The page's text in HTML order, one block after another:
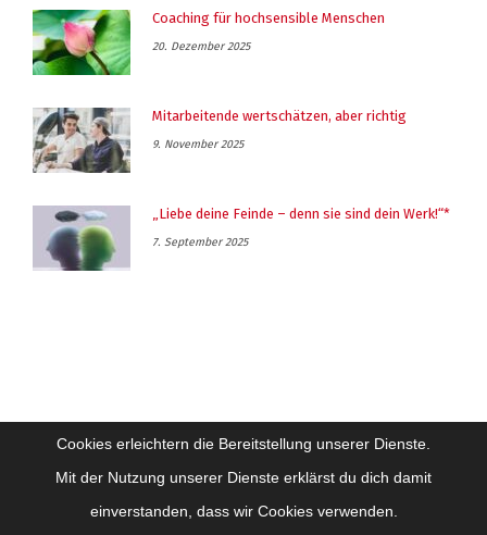
Coaching für hochsensible Menschen
20. Dezember 2025
Mitarbeitende wertschätzen, aber richtig
9. November 2025
„Liebe deine Feinde – denn sie sind dein Werk!“*
7. September 2025
Cookies erleichtern die Bereitstellung unserer Dienste.
Mit der Nutzung unserer Dienste erklärst du dich damit
einverstanden, dass wir Cookies verwenden.